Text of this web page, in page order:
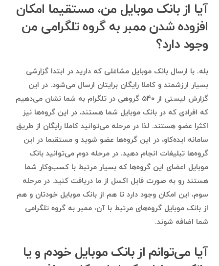
آیا از بانک موبایل من، مستقیما امکان
افزوده شدن ممبر به گروه تلگرامی من
وجود دارد؟
بله. با ارسال بانک موبایل مشاغلی که دارید در ابتدا گزارشی
بسیار ارزشمند و کاملا رایگان برایتان ارسال می‌شود. در این
گزارش لیستی از ۵۴۰ گروهی در تلگرام به شما نشان می‌دهیم
که افرادی که در بانک موبایل شما هستند، در این گروه‌ها نیز
اکثرا عضو هستند. لذا در مرحله می‌توانید کاملا رایگان از طریق
سامانه ایده‌کاو، در این گروه‌ها عضو شوید و مستقبما در این
گروه‌ها تبلیغات انجام دهید. در مرحله دوم می‌توانید بانک
موبایل اعضای این گروه‌ها که بسیار مرتبط با کسب‌وکار شما
هستند رو به صورت فایل اکسل از ما دریافت کنید. در مرحله
سوم، این امکان وجود دارد تا هم از بانک موبایل خودتان و هم
از بانک موبایل گروه‌های مرتبط با آن، ممبر به گروه تلگرامی
شما اضافه شوند.
آیا می‌توانم از بانک موبایل خودم و یا